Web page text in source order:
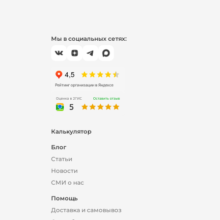
Мы в социальных сетях:
Калькулятор
Блог
Статьи
Новости
СМИ о нас
Помощь
Доставка и самовывоз